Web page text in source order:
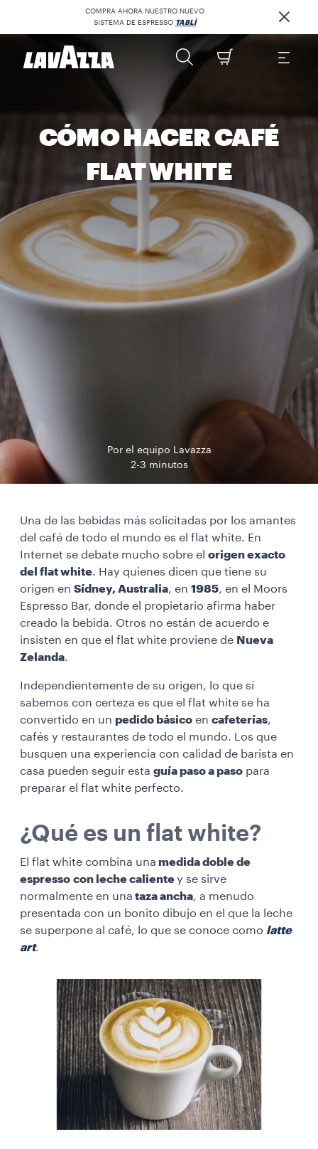
COMPRA AHORA NUESTRO NUEVO
SISTEMA DE ESPRESSO TABLÌ
CÓMO HACER CAFÉ
FLAT WHITE
Por el equipo Lavazza
2-3 minutos
Una de las bebidas más solicitadas por los amantes
del café de todo el mundo es el flat white. En
Internet se debate mucho sobre el origen exacto
del flat white. Hay quienes dicen que tiene su
origen en Sídney, Australia, en 1985, en el Moors
Espresso Bar, donde el propietario afirma haber
creado la bebida. Otros no están de acuerdo e
insisten en que el flat white proviene de Nueva
Zelanda.
Independientemente de su origen, lo que sí
sabemos con certeza es que el flat white se ha
convertido en un pedido básico en cafeterías,
cafés y restaurantes de todo el mundo. Los que
busquen una experiencia con calidad de barista en
casa pueden seguir esta guía paso a paso para
preparar el flat white perfecto.
¿Qué es un flat white?
El flat white combina una medidadoble de
espresso con leche calientey se sirve
normalmente en una taza ancha, a menudo
presentada con un bonito dibujo en el que la leche
se superpone al café, lo que se conoce como latte
art.